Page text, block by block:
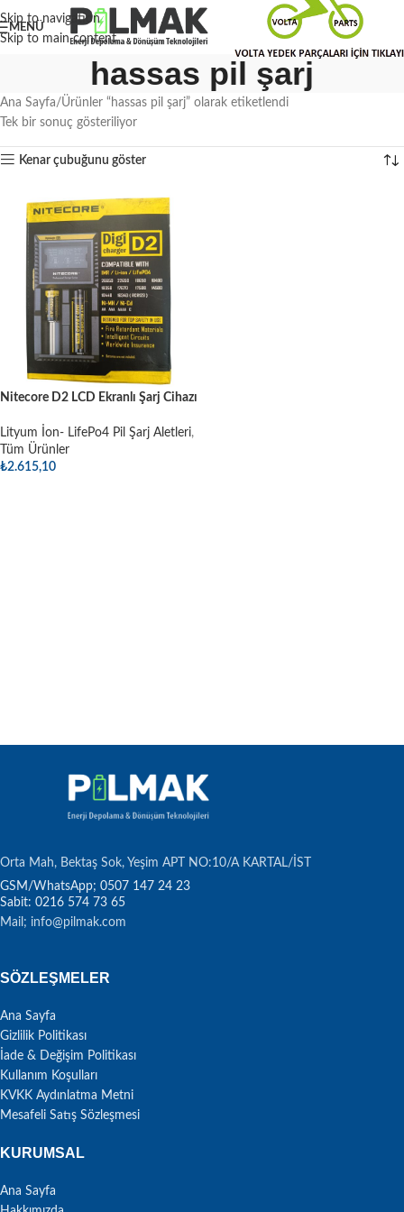
Skip to navigation
Skip to main content
MENÜ
hassas pil şarj
Ana Sayfa Ürünler “hassas pil şarj” olarak etiketlendi
Tek bir sonuç gösteriliyor
Kenar çubuğunu göster
Nitecore D2 LCD Ekranlı Şarj Cihazı
Lityum İon- LifePo4 Pil Şarj Aletleri,
Tüm Ürünler
₺2.615,10
Orta Mah, Bektaş Sok, Yeşim APT NO:10/A KARTAL/İST
Sabit: 0216 574 73 65
Mail; info@pilmak.com
SÖZLEŞMELER
Ana Sayfa
Gizlilik Politikası
İade & Değişim Politikası
Kullanım Koşulları
KVKK Aydınlatma Metni
Mesafeli Satış Sözleşmesi
KURUMSAL
Ana Sayfa